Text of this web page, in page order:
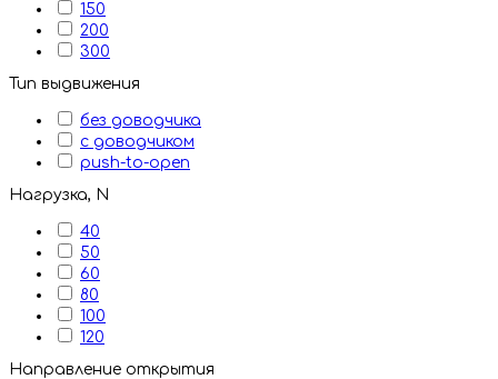
150
200
300
Тип выдвижения
без доводчика
с доводчиком
push-to-open
Нагрузка, N
40
50
60
80
100
120
Направление открытия